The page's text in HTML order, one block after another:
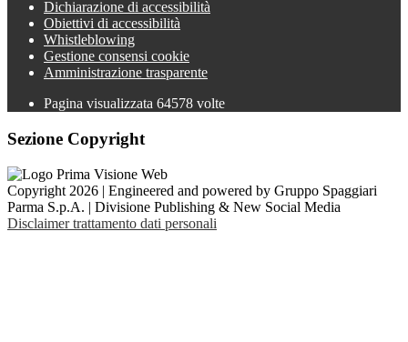
Dichiarazione di accessibilità
Obiettivi di accessibilità
Whistleblowing
Gestione consensi cookie
Amministrazione trasparente
Pagina visualizzata 64578 volte
Sezione Copyright
Copyright 2026 | Engineered and powered by Gruppo Spaggiari
Parma S.p.A. | Divisione Publishing & New Social Media
Disclaimer trattamento dati personali